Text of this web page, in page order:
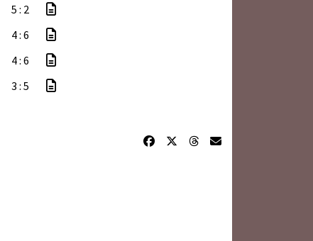
5 : 2
4 : 6
4 : 6
3 : 5